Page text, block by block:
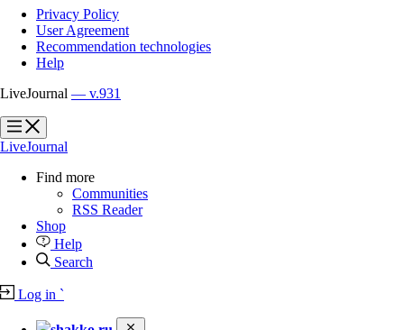
Privacy Policy
User Agreement
Recommendation technologies
Help
LiveJournal — v.931
?
?
LiveJournal
Find more
Communities
RSS Reader
Shop
Help
Search
Log in `